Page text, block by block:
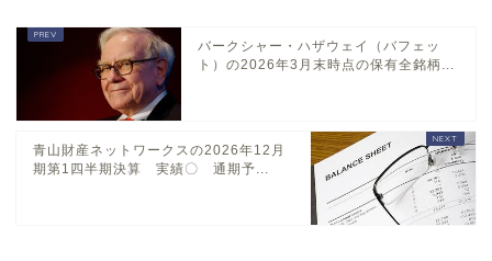
バークシャー・ハザウェイ（バフェッ
ト）の2026年3月末時点の保有全銘柄...
青山財産ネットワークスの2026年12月
期第1四半期決算 実績〇 通期予...